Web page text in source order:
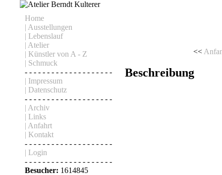
Home
| Ausstellungen
| Lebenslauf
| Atelier
| Künstler von A - Z
| Schmuck
- - - - - - - - - - - - - - - - - - - -
| Impressum
| Datenschutz
- - - - - - - - - - - - - - - - - - - -
| Archiv
| Links
| Anfahrt
| Kontakt
- - - - - - - - - - - - - - - - - - - -
| Login
- - - - - - - - - - - - - - - - - - - -
Besucher: 1614845
<<
Beschreibung